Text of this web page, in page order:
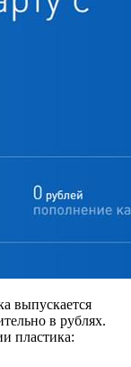
выпускается
в рублях.
пластика: